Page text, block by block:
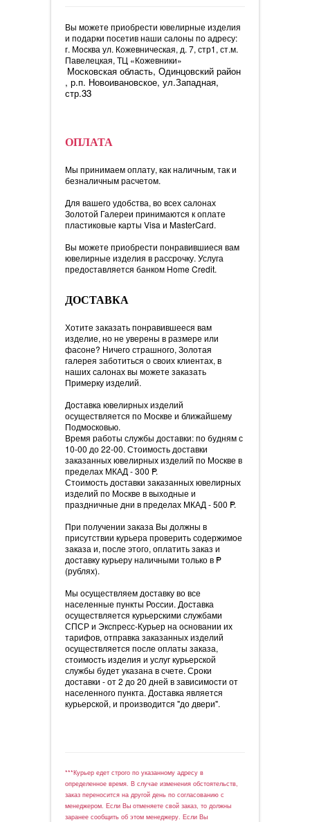
Вы можете приобрести ювелирные изделия
и подарки посетив наши салоны по адресу:
г. Москва ул. Кожевническая, д. 7, стр1, ст.м.
Павелецкая, ТЦ «Кожевники»
Московская область, Одинцовский район
, р.п. Новоивановское, ул.Западная,
стр.33
ОПЛАТА
Мы принимаем оплату, как наличным, так и
безналичным расчетом.
Для вашего удобства, во всех салонах
Золотой Галереи принимаются к оплате
пластиковые карты Visa и MasterCard.
Вы можете приобрести понравившиеся вам
ювелирные изделия в рассрочку. Услуга
предоставляется банком Home Credit.
ДОСТАВКА
Хотите заказать понравившееся вам
изделие, но не уверены в размере или
фасоне? Ничего страшного, Золотая
галерея заботиться о своих клиентах, в
наших салонах вы можете заказать
Примерку изделий.
Доставка ювелирных изделий
осуществляется по Москве и ближайшему
Подмосковью.
Время работы службы доставки: по будням с
10-00 до 22-00. Стоимость доставки
заказанных ювелирных изделий по Москве в
пределах МКАД - 300 =
P.
Стоимость доставки заказанных ювелирных
изделий по Москве в выходные и
праздничные дни в пределах МКАД - 500 =
P.
При получении заказа Вы должны в
присутствии курьера проверить содержимое
заказа и, после этого, оплатить заказ и
доставку курьеру наличными только в =
P
(рублях).
Мы осуществляем доставку во все
населенные пункты России. Доставка
осуществляется курьерскими службами
СПСР и Экспресс-Курьер на основании их
тарифов, отправка заказанных изделий
осуществляется после оплаты заказа,
стоимость изделия и услуг курьерской
службы будет указана в счете. Сроки
доставки - от 2 до 20 дней в зависимости от
населенного пункта. Доставка является
курьерской, и производится "до двери".
***Курьер едет строго по указанному адресу в
определенное время. В случае изменения обстоятельств,
заказ переносится на другой день по согласованию с
менеджером. Если Вы отменяете свой заказ, то должны
заранее сообщить об этом менеджеру. Если Вы